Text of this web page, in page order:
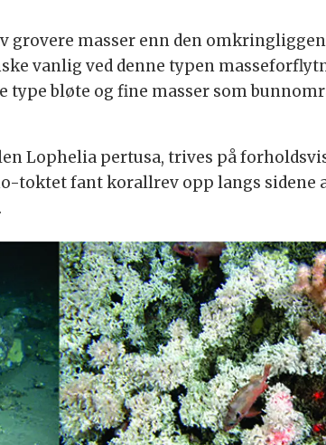
grovere masser enn den
vanlig ved denne typen
type bløte og fine masser som
Lophelia pertusa, trives på
toktet fant korallrev opp langs sidene